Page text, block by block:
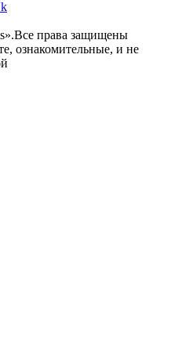
права защищены
ознакомительные, и не